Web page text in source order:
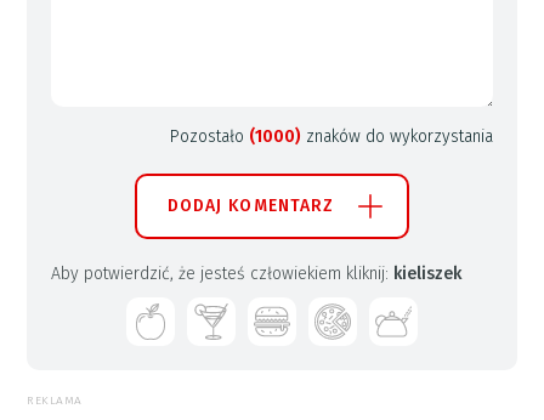
Pozostało (1000) znaków do wykorzystania
DODAJ KOMENTARZ
Aby potwierdzić, że jesteś człowiekiem kliknij: kieliszek
REKLAMA